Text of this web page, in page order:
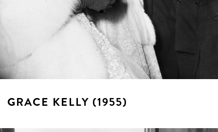
GRACE KELLY (1955)